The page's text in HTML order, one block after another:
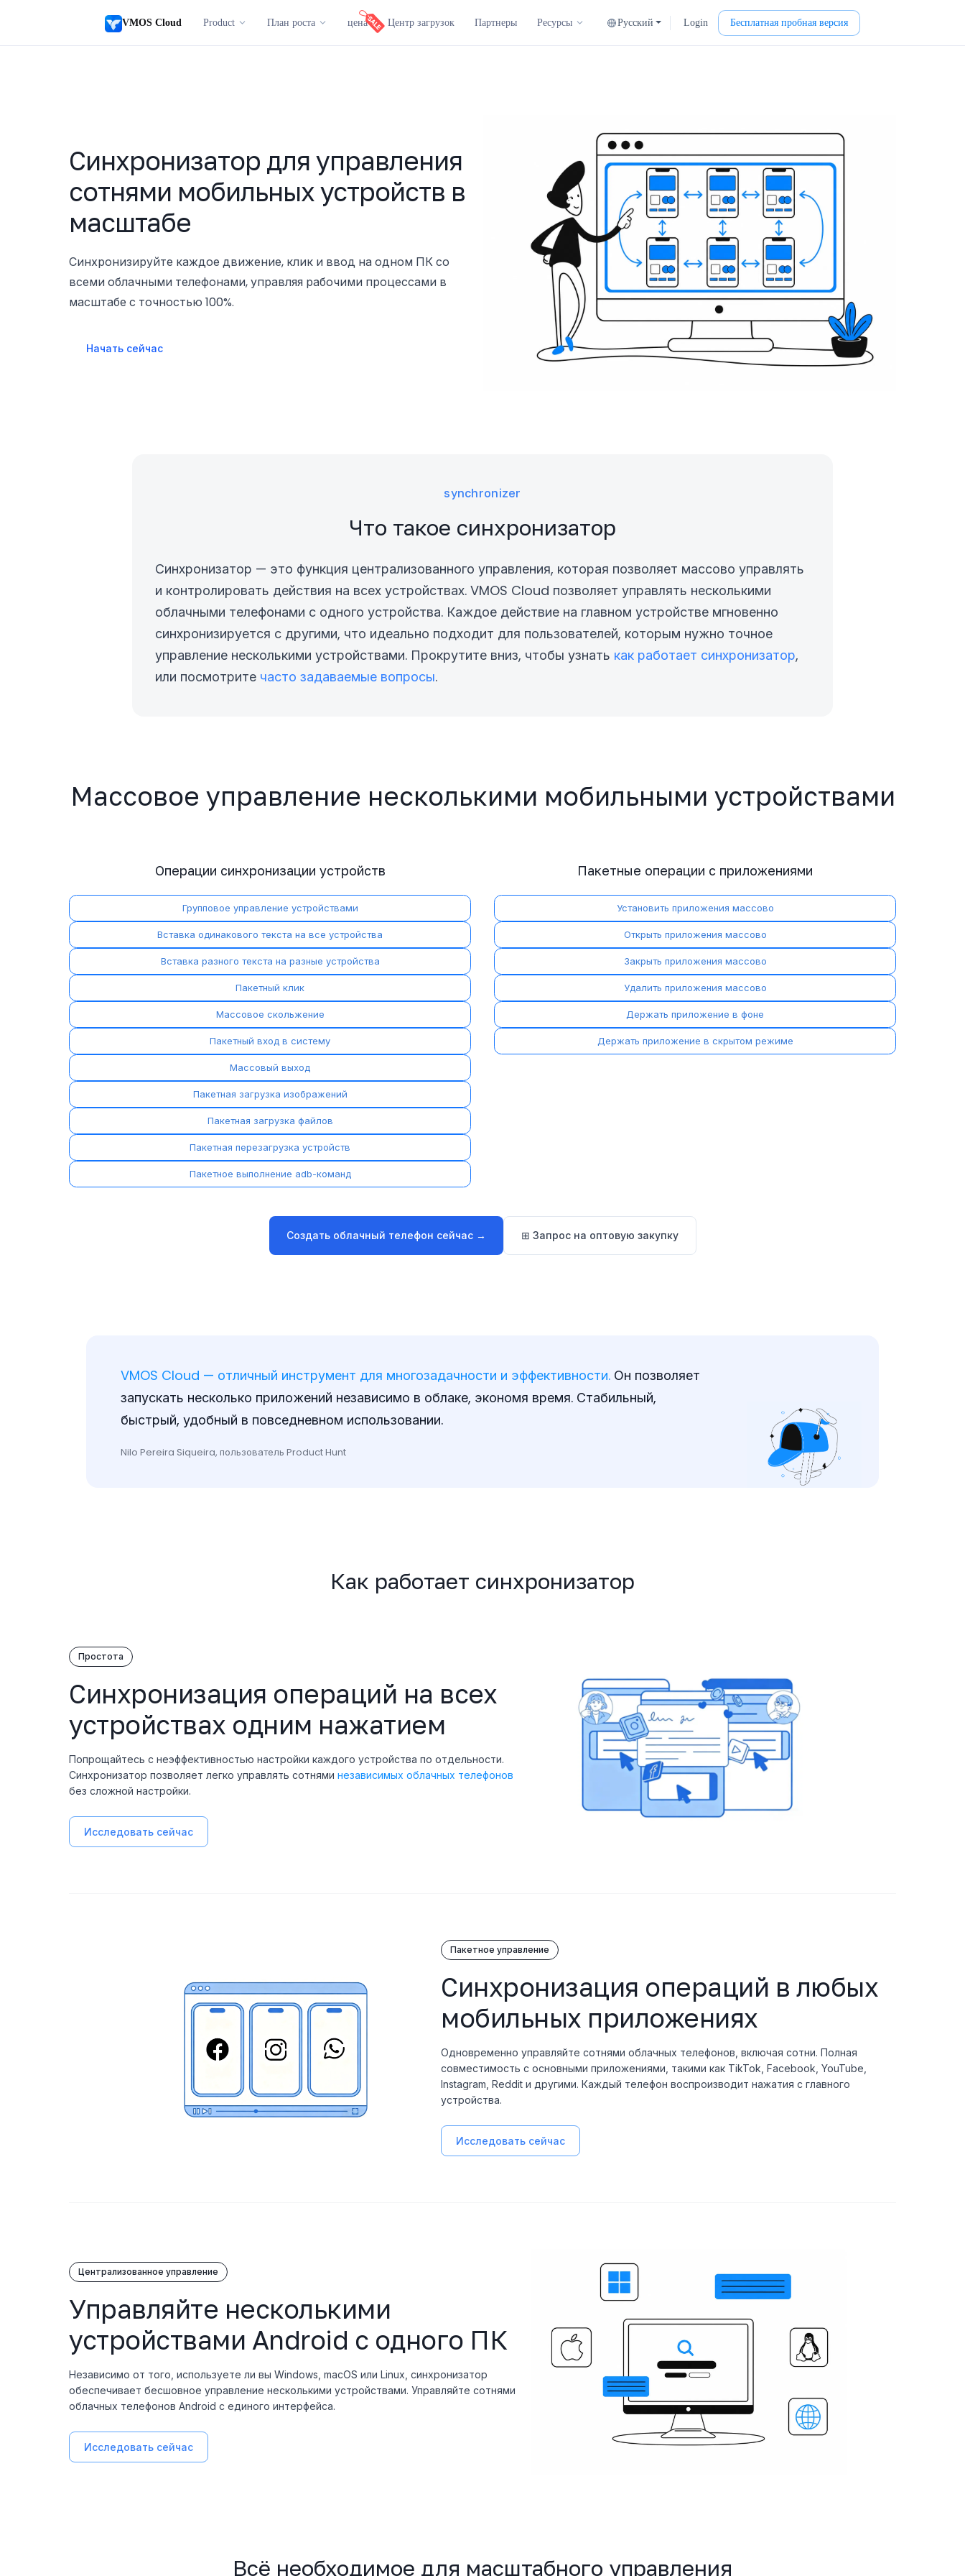
VMOS Cloud Product План роста цена Центр загрузок Партнеры Ресурсы Русский Login Бесплатная пробная версия
Синхронизатор для управления
сотнями мобильных устройств в
масштабе
Синхронизируйте каждое движение, клик и ввод на одном ПК со
всеми облачными телефонами, управляя рабочими процессами в
масштабе с точностью 100%.
Начать сейчас
synchronizer
Что такое синхронизатор
Синхронизатор — это функция централизованного управления, которая позволяет массово управлять
и контролировать действия на всех устройствах. VMOS Cloud позволяет управлять несколькими
облачными телефонами с одного устройства. Каждое действие на главном устройстве мгновенно
синхронизируется с другими, что идеально подходит для пользователей, которым нужно точное
управление несколькими устройствами. Прокрутите вниз, чтобы узнать как работает синхронизатор,
или посмотрите часто задаваемые вопросы.
Массовое управление несколькими мобильными устройствами
Операции синхронизации устройств
Групповое управление устройствами
Вставка одинакового текста на все устройства
Вставка разного текста на разные устройства
Пакетный клик
Массовое скольжение
Пакетный вход в систему
Массовый выход
Пакетная загрузка изображений
Пакетная загрузка файлов
Пакетная перезагрузка устройств
Пакетное выполнение adb-команд
Пакетные операции с приложениями
Установить приложения массово
Открыть приложения массово
Закрыть приложения массово
Удалить приложения массово
Держать приложение в фоне
Держать приложение в скрытом режиме
Создать облачный телефон сейчас → ⊞ Запрос на оптовую закупку
VMOS Cloud — отличный инструмент для многозадачности и эффективности. Он позволяет
запускать несколько приложений независимо в облаке, экономя время. Стабильный,
быстрый, удобный в повседневном использовании.
Nilo Pereira Siqueira, пользователь Product Hunt
Как работает синхронизатор
Простота
Синхронизация операций на всех
устройствах одним нажатием
Попрощайтесь с неэффективностью настройки каждого устройства по отдельности.
Синхронизатор позволяет легко управлять сотнями независимых облачных телефонов
без сложной настройки.
Исследовать сейчас
Пакетное управление
Синхронизация операций в любых
мобильных приложениях
Одновременно управляйте сотнями облачных телефонов, включая сотни. Полная
совместимость с основными приложениями, такими как TikTok, Facebook, YouTube,
Instagram, Reddit и другими. Каждый телефон воспроизводит нажатия с главного
устройства.
Исследовать сейчас
Централизованное управление
Управляйте несколькими
устройствами Android с одного ПК
Независимо от того, используете ли вы Windows, macOS или Linux, синхронизатор
обеспечивает бесшовное управление несколькими устройствами. Управляйте сотнями
облачных телефонов Android с единого интерфейса.
Исследовать сейчас
Всё необходимое для масштабного управления